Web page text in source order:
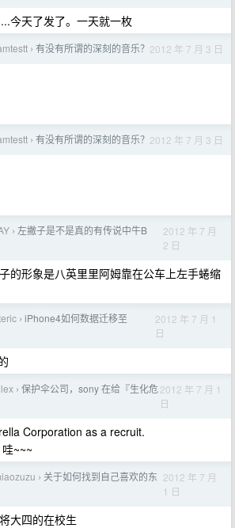
今天了发了。一天就一枚
› 有没有所谓的深刻的音乐？ 2012 年 7 月 3 日
› 有没有所谓的深刻的音乐？ 2012 年 7 月 3 日
› 左撇子是不是真的有传说中牛B
2012 年 7 月
2 日
的形象是八英里里阿姆靠在公车上左手蜷缩
› iPhone4如何数据迁移至
2012 年 7 月 1
日
› 保护伞公司，sony 在给『生化危2012 年 7 月 1
日
Corporation as a recruit.
~~~
› 关于如何找到自己喜欢的东 2012 年 7 月
1 日
大四的在校生